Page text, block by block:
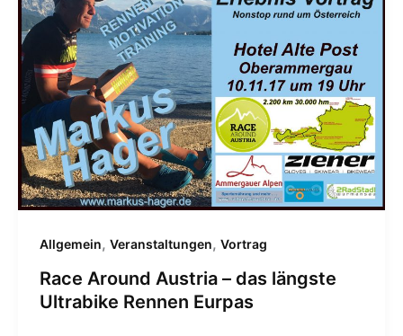
Allgemein, Veranstaltungen, Vortrag
Race Around Austria – das längste
Ultrabike Rennen Eurpas